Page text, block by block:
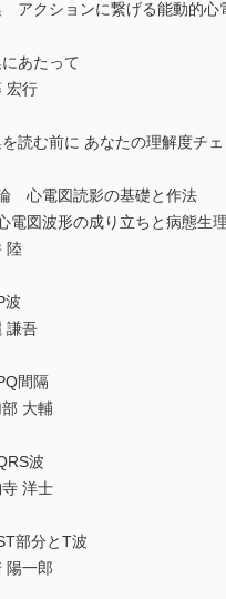
アクションに繋げる能動的心
あたって
宏行
読む前に あなたの理解度チェ
心電図読影の基礎と作法
図波形の成り立ちと病態生理
陸
謙吾
間隔
大輔
波
洋士
部分とT波
陽一郎